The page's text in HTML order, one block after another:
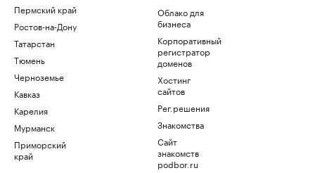
Пермский край
Ростов-на-Дону
Татарстан
Тюмень
Черноземье
Кавказ
Карелия
Мурманск
Приморский
край
Облако для
бизнеса
Корпоративный
регистратор
доменов
Хостинг
сайтов
Рег.решения
Знакомства
Сайт
знакомств
podbor.ru